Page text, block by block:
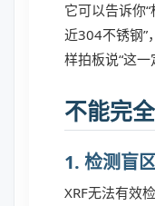
它可以告诉你
近304不锈钢”
样拍板说“这一
不能完
1. 检测盲
XRF无法有效